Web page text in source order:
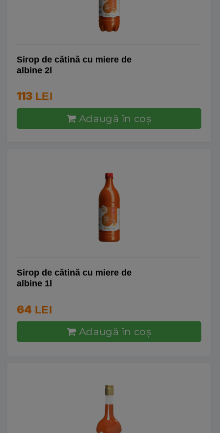
Sirop de cătină cu miere de
albine 2l
113 LEI
Adaugă în coş
Sirop de cătină cu miere de
albine 1l
64 LEI
Adaugă în coş